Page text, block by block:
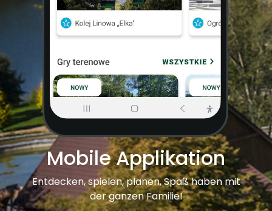
Mobile Applikation
Entdecken, spielen, planen, Spaß haben mit
der ganzen Familie!